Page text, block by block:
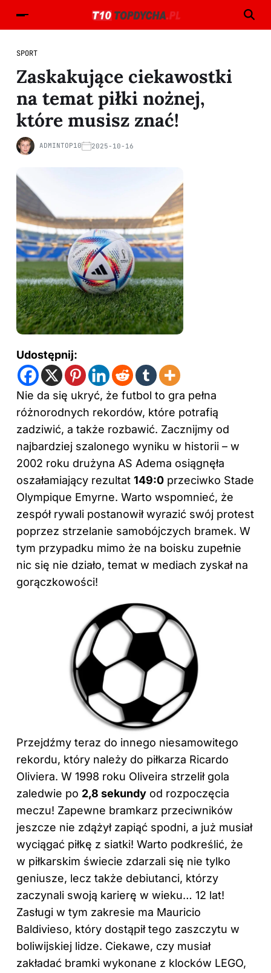
SPORT
Zaskakujące ciekawostki
na temat piłki nożnej,
które musisz znać!
ADMINTOP10 2025-10-16
Udostępnij:
Nie da się ukryć, że futbol to gra pełna
różnorodnych rekordów, które potrafią
zadziwić, a także rozbawić. Zacznijmy od
najbardziej szalonego wyniku w historii – w
2002 roku drużyna AS Adema osiągnęła
oszałamiający rezultat 149:0 przeciwko Stade
Olympique Emyrne. Warto wspomnieć, że
zespół rywali postanowił wyrazić swój protest
poprzez strzelanie samobójczych bramek. W
tym przypadku mimo że na boisku zupełnie
nic się nie działo, temat w mediach zyskał na
gorączkowości!
Przejdźmy teraz do innego niesamowitego
rekordu, który należy do piłkarza Ricardo
Oliviera. W 1998 roku Oliveira strzelił gola
zaledwie po 2,8 sekundy od rozpoczęcia
meczu! Zapewne bramkarz przeciwników
jeszcze nie zdążył zapiąć spodni, a już musiał
wyciągać piłkę z siatki! Warto podkreślić, że
w piłkarskim świecie zdarzali się nie tylko
geniusze, lecz także debiutanci, którzy
zaczynali swoją karierę w wieku… 12 lat!
Zasługi w tym zakresie ma Mauricio
Baldivieso, który dostąpił tego zaszczytu w
boliwijskiej lidze. Ciekawe, czy musiał
zakładać bramki wykonane z klocków LEGO,